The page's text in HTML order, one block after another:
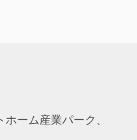
ーム産業パーク、